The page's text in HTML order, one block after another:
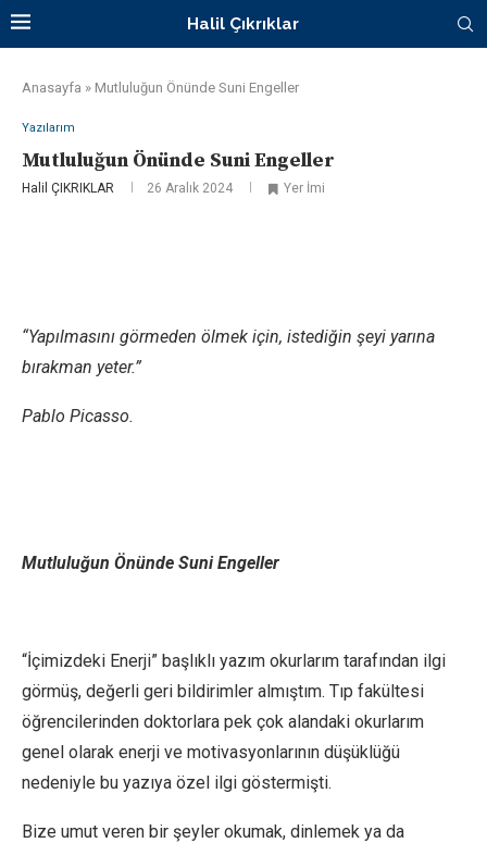
Halil Çıkrıklar
Anasayfa » Mutluluğun Önünde Suni Engeller
Yazılarım
Mutluluğun Önünde Suni Engeller
Halil ÇIKRIKLAR 26 Aralık 2024 Yer İmi
“Yapılmasını görmeden ölmek için, istediğin şeyi yarına
bırakman yeter.”
Pablo Picasso.
Mutluluğun Önünde Suni Engeller
“İçimizdeki Enerji” başlıklı yazım okurlarım tarafından ilgi
görmüş, değerli geri bildirimler almıştım. Tıp fakültesi
öğrencilerinden doktorlara pek çok alandaki okurlarım
genel olarak enerji ve motivasyonlarının düşüklüğü
nedeniyle bu yazıya özel ilgi göstermişti.
Bize umut veren bir şeyler okumak, dinlemek ya da